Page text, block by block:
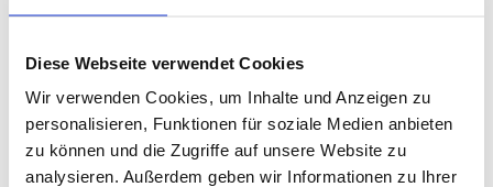
Diese Webseite verwendet Cookies
Wir verwenden Cookies, um Inhalte und Anzeigen zu
personalisieren, Funktionen für soziale Medien anbieten
zu können und die Zugriffe auf unsere Website zu
analysieren. Außerdem geben wir Informationen zu Ihrer
STK Warenkorb
Nicht auf Lager